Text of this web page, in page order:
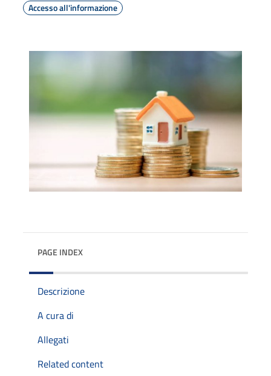
Accesso all'informazione
PAGE INDEX
Descrizione
A cura di
Allegati
Related content